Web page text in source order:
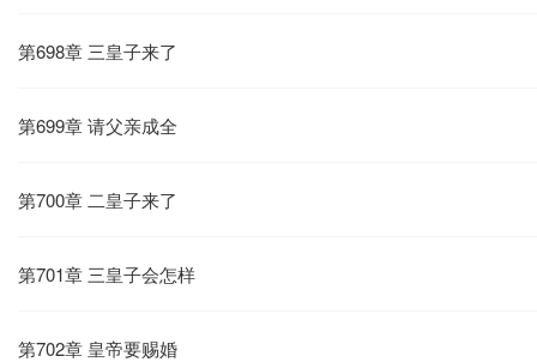
第698章 三皇子来了
第699章 请父亲成全
第700章 二皇子来了
第701章 三皇子会怎样
第702章 皇帝要赐婚